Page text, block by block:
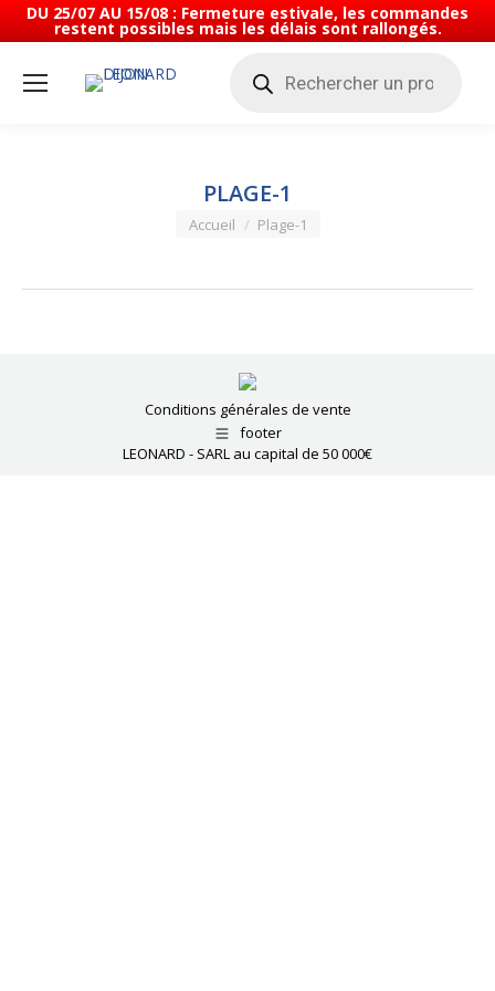
DU 25/07 AU 15/08 : Fermeture estivale, les commandes
restent possibles mais les délais sont rallongés.
produits
PLAGE-1
Vous êtes ici :
Accueil Plage-1
Conditions générales de vente
footer
LEONARD - SARL au capital de 50 000€